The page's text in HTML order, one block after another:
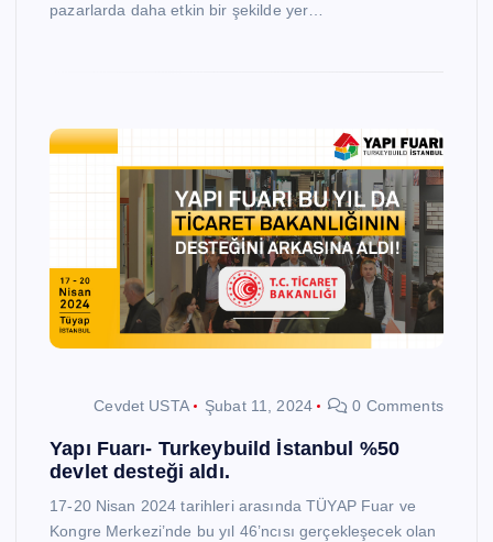
pazarlarda daha etkin bir şekilde yer…
Cevdet USTA Şubat 11, 2024 0 Comments
Yapı Fuarı- Turkeybuild İstanbul %50
devlet desteği aldı.
17-20 Nisan 2024 tarihleri arasında TÜYAP Fuar ve
Kongre Merkezi’nde bu yıl 46’ncısı gerçekleşecek olan